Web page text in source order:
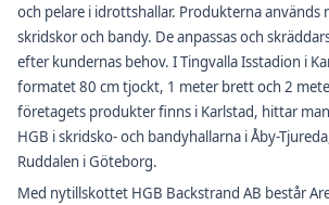
och pelare i idrottshallar. Produkterna används
skridskor och bandy. De anpassas och
efter kundernas behov. I Tingvalla Isstadion i
formatet 80 cm tjockt, 1 meter brett och 2
företagets produkter finns i Karlstad, hittar
HGB i skridsko- och bandyhallarna i Åby-
Ruddalen i Göteborg.
Med nytillskottet HGB Backstrand AB består